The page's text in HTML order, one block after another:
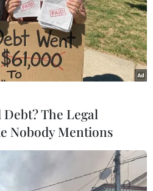
The Legal
Nobody Mentions